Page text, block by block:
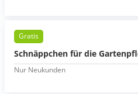
Gratis
Schnäppchen für die
Nur Neukunden